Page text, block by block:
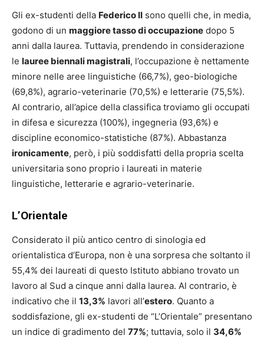
Gli ex-studenti della Federico II sono quelli che, in media,
godono di un maggiore tasso di occupazione dopo 5
anni dalla laurea. Tuttavia, prendendo in considerazione
le lauree biennali magistrali, l’occupazione è nettamente
minore nelle aree linguistiche (66,7%), geo-biologiche
(69,8%), agrario-veterinarie (70,5%) e letterarie (75,5%).
Al contrario, all’apice della classifica troviamo gli occupati
in difesa e sicurezza (100%), ingegneria (93,6%) e
discipline economico-statistiche (87%). Abbastanza
ironicamente, però, i più soddisfatti della propria scelta
universitaria sono proprio i laureati in materie
linguistiche, letterarie e agrario-veterinarie.
L’Orientale
Considerato il più antico centro di sinologia ed
orientalistica d’Europa, non è una sorpresa che soltanto il
55,4% dei laureati di questo Istituto abbiano trovato un
lavoro al Sud a cinque anni dalla laurea. Al contrario, è
indicativo che il 13,3% lavori all’estero. Quanto a
soddisfazione, gli ex-studenti de “L’Orientale” presentano
un indice di gradimento del 77%; tuttavia, solo il 34,6%